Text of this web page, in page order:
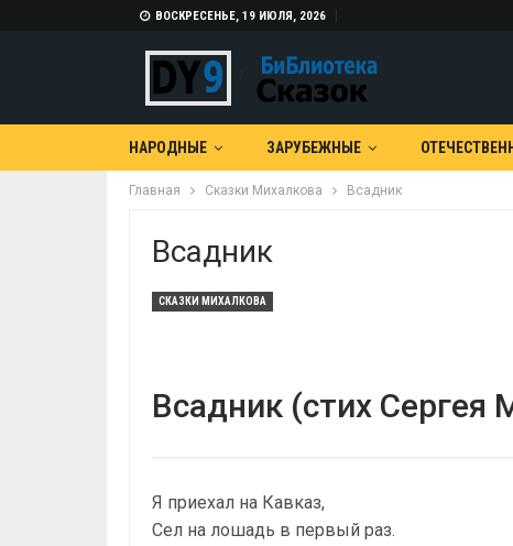
ВОСКРЕСЕНЬЕ, 19 ИЮЛЯ, 2026
НАРОДНЫЕ ЗАРУБЕЖНЫЕ
Главная Сказки Михалкова Всадник
Всадник
СКАЗКИ МИХАЛКОВА
Всадник (стих Сергея
Я приехал на Кавказ,
Сел на лошадь в первый раз.